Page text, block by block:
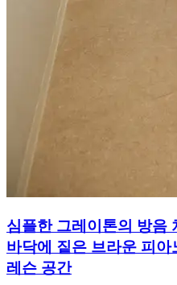
심플한 그레이톤의 방음
바닥에 짙은 브라운 피아
레슨 공간